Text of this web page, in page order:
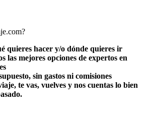
quieres hacer y/o dónde quieres ir
las mejores opciones de expertos en
sin gastos ni comisiones
te vas, vuelves y nos cuentas lo bien